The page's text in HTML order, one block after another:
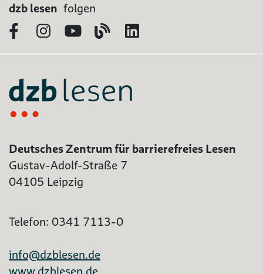
dzb lesen folgen
FacebookInstagram
YouTubeBlog
Deutsches Zentrum für barrierefreies Lesen
Gustav-Adolf-Straße 7
04105 Leipzig
Telefon: 0341 7113-0
info@dzblesen.de
www.dzblesen.de